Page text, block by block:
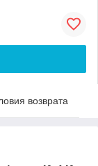
возврата